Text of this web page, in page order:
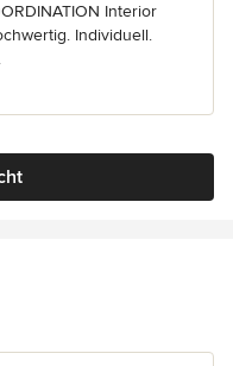
Interior
Individuell.
5 Sternen